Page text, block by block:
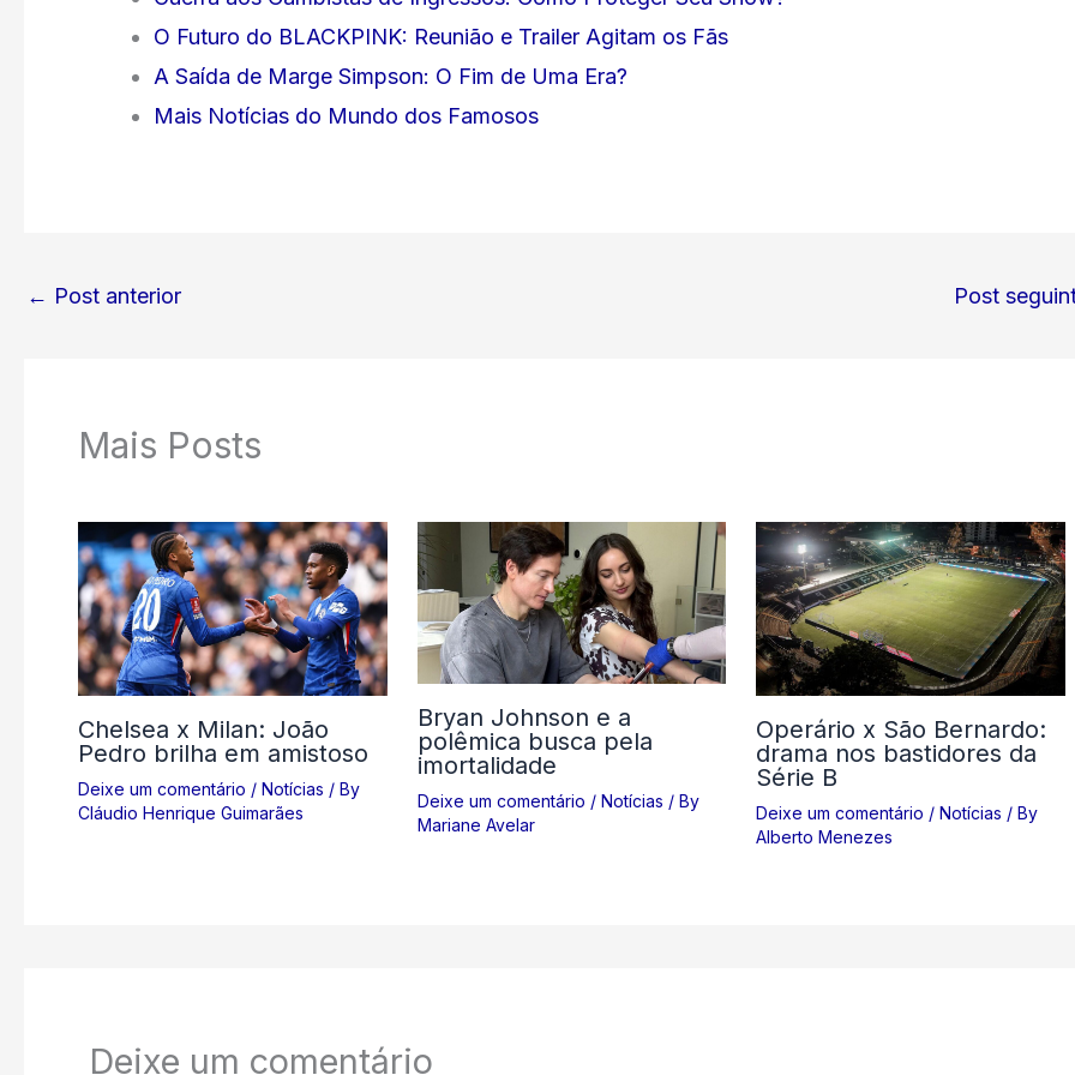
O Futuro do BLACKPINK: Reunião e Trailer Agitam os Fãs
A Saída de Marge Simpson: O Fim de Uma Era?
Mais Notícias do Mundo dos Famosos
← Post anterior Post
Mais Posts
Chelsea x Milan: João
Pedro brilha em amistoso
Deixe um comentário / Notícias / By
Cláudio Henrique Guimarães
Bryan Johnson e a
polêmica busca pela
imortalidade
Deixe um comentário / Notícias / By
Mariane Avelar
Operário x São Bernardo:
drama nos bastidores da
Série B
Deixe um comentário /Notícias / By
Alberto Menezes
Deixe um comentário